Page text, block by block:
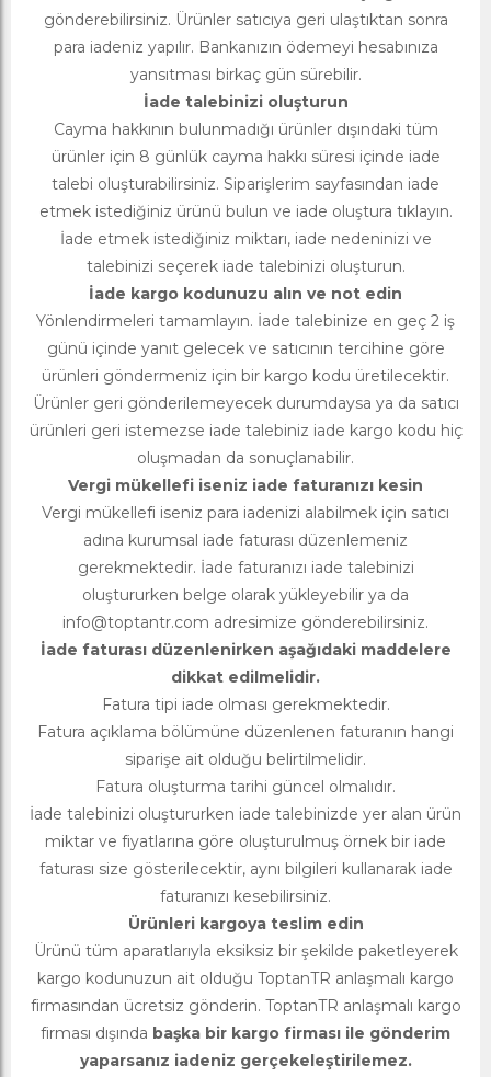
gönderebilirsiniz. Ürünler satıcıya geri ulaştıktan sonra
para iadeniz yapılır. Bankanızın ödemeyi hesabınıza
yansıtması birkaç gün sürebilir.
İade talebinizi oluşturun
Cayma hakkının bulunmadığı ürünler dışındaki tüm
ürünler için 8 günlük cayma hakkı süresi içinde iade
talebi oluşturabilirsiniz. Siparişlerim sayfasından iade
etmek istediğiniz ürünü bulun ve iade oluştura tıklayın.
İade etmek istediğiniz miktarı, iade nedeninizi ve
talebinizi seçerek iade talebinizi oluşturun.
İade kargo kodunuzu alın ve not edin
Yönlendirmeleri tamamlayın. İade talebinize en geç 2 iş
günü içinde yanıt gelecek ve satıcının tercihine göre
ürünleri göndermeniz için bir kargo kodu üretilecektir.
Ürünler geri gönderilemeyecek durumdaysa ya da satıcı
ürünleri geri istemezse iade talebiniz iade kargo kodu hiç
oluşmadan da sonuçlanabilir.
Vergi mükellefi iseniz iade faturanızı kesin
Vergi mükellefi iseniz para iadenizi alabilmek için satıcı
adına kurumsal iade faturası düzenlemeniz
gerekmektedir. İade faturanızı iade talebinizi
oluştururken belge olarak yükleyebilir ya da
info@toptantr.com adresimize gönderebilirsiniz.
İade faturası düzenlenirken aşağıdaki maddelere
dikkat edilmelidir.
Fatura tipi iade olması gerekmektedir.
Fatura açıklama bölümüne düzenlenen faturanın hangi
siparişe ait olduğu belirtilmelidir.
Fatura oluşturma tarihi güncel olmalıdır.
İade talebinizi oluştururken iade talebinizde yer alan ürün
miktar ve fiyatlarına göre oluşturulmuş örnek bir iade
faturası size gösterilecektir, aynı bilgileri kullanarak iade
faturanızı kesebilirsiniz.
Ürünleri kargoya teslim edin
Ürünü tüm aparatlarıyla eksiksiz bir şekilde paketleyerek
kargo kodunuzun ait olduğu ToptanTR anlaşmalı kargo
firmasından ücretsiz gönderin. ToptanTR anlaşmalı kargo
firması dışında başka bir kargo firması ile gönderim
yaparsanız iadeniz gerçekeleştirilemez.